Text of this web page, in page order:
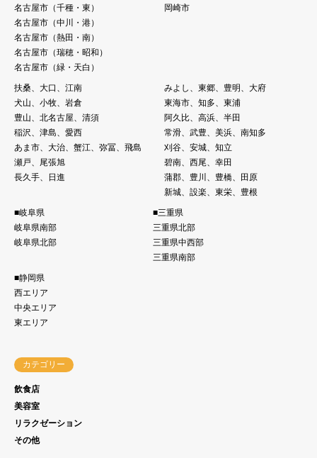
名古屋市（千種・東）
名古屋市（中川・港）
名古屋市（熱⽥・南）
名古屋市（瑞穂・昭和）
名古屋市（緑・天白）
岡崎市
扶桑、大口、江南
犬山、小牧、岩倉
豊山、北名古屋、清須
稲沢、津島、愛西
あま市、大治、蟹江、弥冨、飛島
瀬戸、尾張旭
長久手、日進
みよし、東郷、豊明、大府
東海市、知多、東浦
阿久比、高浜、半田
常滑、武豊、美浜、南知多
刈谷、安城、知立
碧南、西尾、幸田
蒲郡、豊川、豊橋、田原
新城、設楽、東栄、豊根
■岐阜県
岐阜県南部
岐阜県北部
■三重県
三重県北部
三重県中西部
三重県南部
■静岡県
西エリア
中央エリア
東エリア
カテゴリー
飲食店
美容室
リラクゼーション
その他